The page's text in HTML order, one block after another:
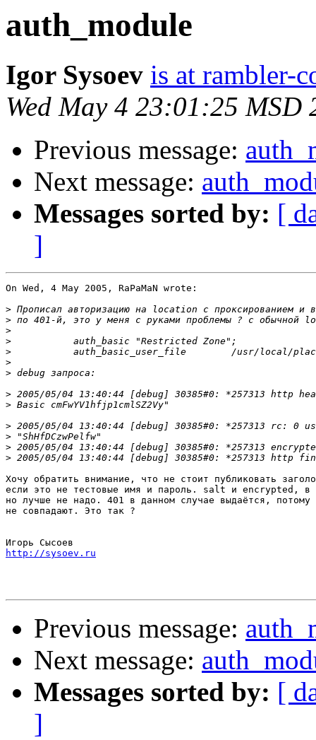
auth_module
Igor Sysoev is at rambler-
Wed May 4 23:01:25 MSD
Previous message:
Next message:
Messages sorted by: [
]
On Wed, 4 May 2005, RaPaMaN wrote:
>
>
>
>
>
>
>
>
>
>
>
>
>
Хочу обратить внимание, что не стоит публиковать
если это не тестовые имя и пароль. salt и encrypted, в
но лучше не надо. 401 в данном случае выдаётся,
не совпадают. Это так ?
http://sysoev.ru
Previous message:
Next message:
Messages sorted by: [
]